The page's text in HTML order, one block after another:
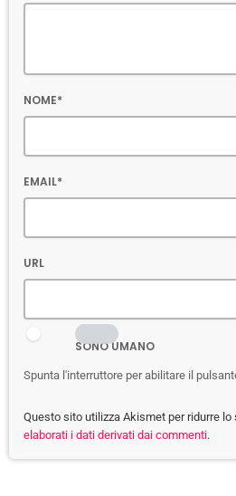
NOME*
EMAIL*
URL
SONO UMANO
Spunta l'interruttore per abilitare il
Questo sito utilizza Akismet per ridurre lo
elaborati i dati derivati dai commenti.